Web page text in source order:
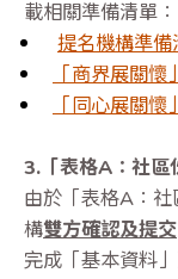
載相關準備清單：
提名機構準備
「商界展關
「同心展關
3.「表格A ：社
由於「表格A：
構雙方確認及提交
完成「基本資料